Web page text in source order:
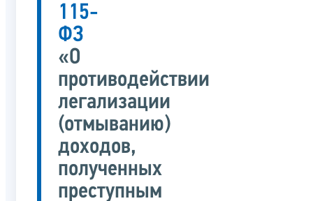
115-
ФЗ
«О
противодействии
легализации
(отмыванию)
доходов,
полученных
преступным